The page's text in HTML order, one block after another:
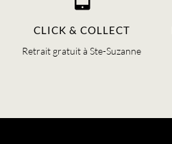
CLICK & COLLECT
Retrait gratuit à Ste-Suzanne